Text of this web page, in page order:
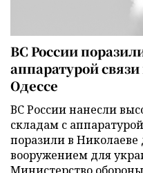
ВС России
аппаратурой
Одессе
ВС России нанесли
складам с
поразили в Николаеве
вооружением для
Министерство